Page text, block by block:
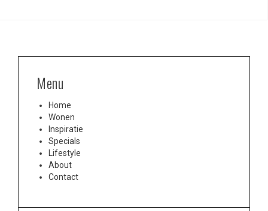
Menu
Home
Wonen
Inspiratie
Specials
Lifestyle
About
Contact